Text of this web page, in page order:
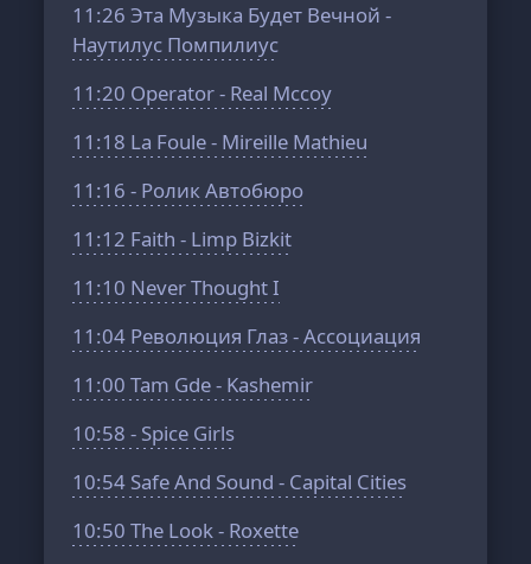
11:26 Эта Музыка Будет Вечной -
Наутилус Помпилиус
11:20 Operator - Real Mccoy
11:18 La Foule - Mireille Mathieu
11:16 - Ролик Автобюро
11:12 Faith - Limp Bizkit
11:10 Never Thought I
11:04 Революция Глаз - Ассоциация
11:00 Tam Gde - Kashemir
10:58 - Spice Girls
10:54 Safe And Sound - Capital Cities
10:50 The Look - Roxette